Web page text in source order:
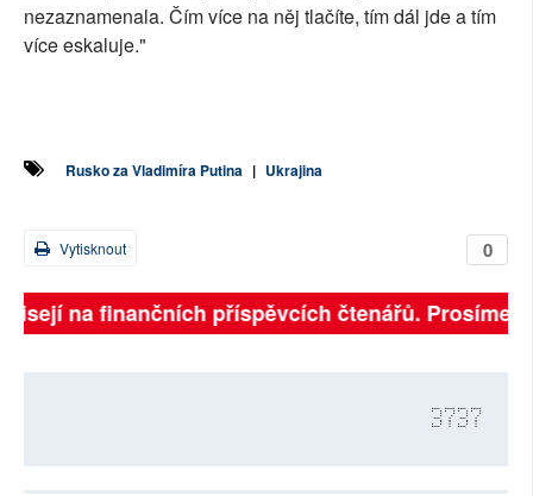
nezaznamenala. Čím více na něj tlačíte, tím dál jde a tím
více eskaluje."
Rusko za Vladimíra Putina | Ukrajina
0
Vytisknout
na finančních příspěvcích čtenářů. Prosíme,
3737